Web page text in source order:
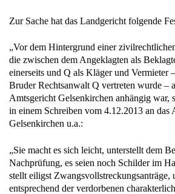
Zur Sache hat das Landgericht folgende
„Vor dem Hintergrund einer
die zwischen dem Angeklagten als
einerseits und Q als Kläger und Vermieter
Bruder Rechtsanwalt Q vertreten wurde –
Amtsgericht Gelsenkirchen anhängig war,
in einem Schreiben vom 4.12.2013 an das
Gelsenkirchen u.a.:
„Sie macht es sich leicht, unterstellt dem
Nachprüfung, es seien noch Schilder im
stellt eiligst Zwangsvollstreckungsanträge,
entsprechend der verdorbenen